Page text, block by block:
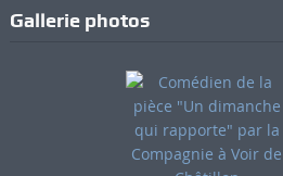
Gallerie photos